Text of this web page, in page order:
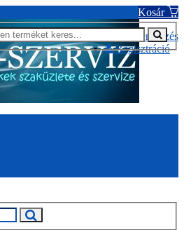
Kosár
Bejelentkezés
Regisztráció